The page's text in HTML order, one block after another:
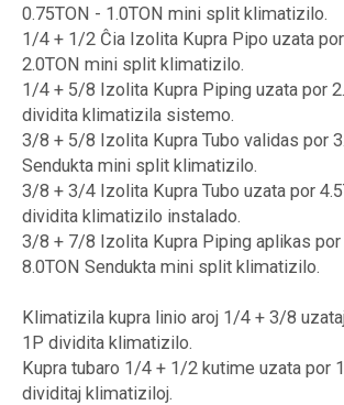
0.75TON - 1.0TON mini split klimatizilo.
1/4 + 1/2 Ĉia Izolita Kupra Pipo uzata
2.0TON mini split klimatizilo.
1/4 + 5/8 Izolita Kupra Piping uzata por
dividita klimatizila sistemo.
3/8 + 5/8 Izolita Kupra Tubo validas por
Sendukta mini split klimatizilo.
3/8 + 3/4 Izolita Kupra Tubo uzata por
dividita klimatizilo instalado.
3/8 + 7/8 Izolita Kupra Piping aplikas por
8.0TON Sendukta mini split klimatizilo.
Klimatizila kupra linio aroj 1/4 + 3/8
1P dividita klimatizilo.
Kupra tubaro 1/4 + 1/2 kutime uzata por
dividitaj klimatiziloj.